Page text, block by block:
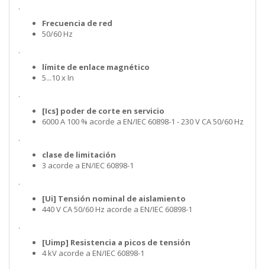
.
Frecuencia de red
50/60 Hz
.
límite de enlace magnético
5...10 x In
.
[Ics] poder de corte en servicio
6000 A 100 % acorde a EN/IEC 60898-1 - 230 V CA 50/60 Hz
.
clase de limitación
3 acorde a EN/IEC 60898-1
.
[Ui] Tensión nominal de aislamiento
440 V CA 50/60 Hz acorde a EN/IEC 60898-1
.
[Uimp] Resistencia a picos de tensión
4 kV acorde a EN/IEC 60898-1